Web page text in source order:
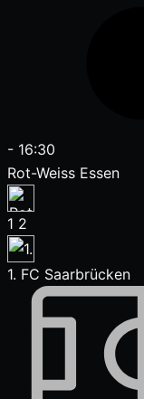
- 16:30
Rot-Weiss Essen
1 2
1. FC Saarbrücken